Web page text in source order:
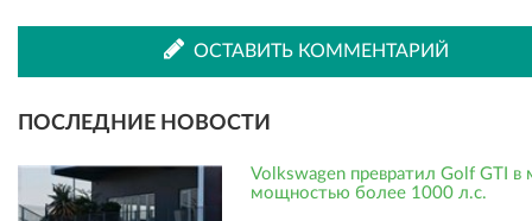
ВКонтакте
Одноклассниках
ОСТАВИТЬ КОММЕНТАРИЙ
ПОСЛЕДНИЕ НОВОСТИ
Volkswagen превратил Golf GTI в
мощностью более 1000 л.с.